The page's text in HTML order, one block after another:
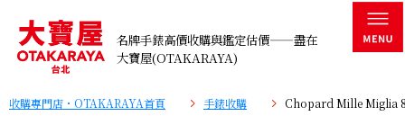
名牌手錶高價收購與鑑定估價——盡在
大寶屋(OTAKARAYA)
收購專門店・OTAKARAYA首頁 手錶收購 Chopard Mille Miglia